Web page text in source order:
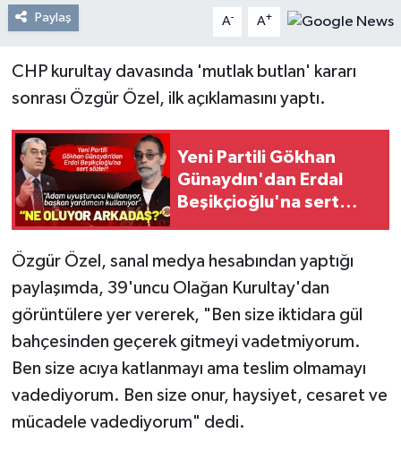
Paylaş A- A+
CHP kurultay davasında 'mutlak butlan' kararı
sonrası Özgür Özel, ilk açıklamasını yaptı.
Yeni Partili Gökhan
Günaydın'dan Erdal
Beşikçioğlu'na sert
Özgür Özel, sanal medya hesabından yaptığı
paylaşımda, 39'uncu Olağan Kurultay'dan
görüntülere yer vererek, "Ben size iktidara gül
bahçesinden geçerek gitmeyi vadetmiyorum.
Ben size acıya katlanmayı ama teslim olmamayı
vadediyorum. Ben size onur, haysiyet, cesaret ve
mücadele vadediyorum" dedi.